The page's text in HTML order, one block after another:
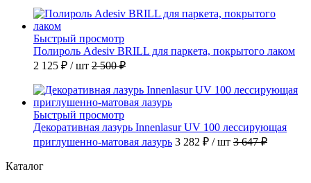
Быстрый просмотр
Полироль Adesiv BRILL для паркета, покрытого лаком
2 125 ₽ / шт 2 500 ₽
Быстрый просмотр
Декоративная лазурь Innenlasur UV 100 лессирующая
приглушенно-матовая лазурь 3 282 ₽ / шт 3 647 ₽
Каталог